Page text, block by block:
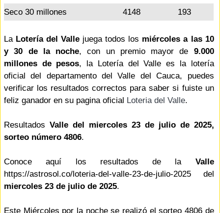
Seco 30 millones
4148 193
La Lotería del Valle juega todos los miércoles a las 10
y 30 de la noche, con un premio mayor de 9.000
millones de pesos, la Lotería del Valle es la lotería
oficial del departamento del Valle del Cauca, puedes
verificar los resultados correctos para saber si fuiste un
feliz ganador en su pagina oficial Loteria del Valle.
Resultados Valle del miercoles 23 de julio de 2025,
sorteo número 4806.
Conoce aquí los resultados de la Valle
https://astrosol.co/loteria-del-valle-23-de-julio-2025 del
miercoles 23 de julio de 2025.
Este Miércoles por la noche se realizó el sorteo 4806 de